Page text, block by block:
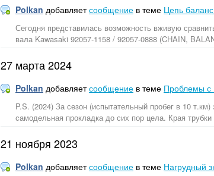
Polkan добавляетсообщение в теме Цепь
Сегодня представилась возможность вживую
вала Kawasaki 92057-1158 / 92057-0888 (CHAIN,
27 марта 2024
Polkan добавляетсообщение в теме Проблемы с
P.S. (2024) За сезон (испытательный пробег в 10
самодельная прокладка до сих пор цела. Края
21 ноября 2023
Polkan добавляетсообщение в теме Нагрудный